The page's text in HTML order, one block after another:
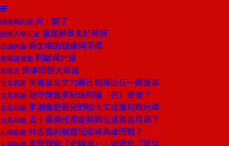
總編輯的話 天，變了
創辦人聊天室 重建願景免於背叛
石頭評論 新加坡的遠慮與深謀
商場自慢塾 判斷與計算
去梯言 房事問題大矣哉
台北耳語 民進黨金主力薦杜總輝出任一銀董事
台北耳語 趙守博是李紀珠的護「花」使者？
台北耳語 李湘偉把哥兒們陸大文拉進荷銀光華
台北耳語 五十萬美元資金將到位拯救谷月涵？
火線話題 林志嘉的競選班底將為誰而戰？
李登輝變「老糊塗」，連戰扮「阿信」